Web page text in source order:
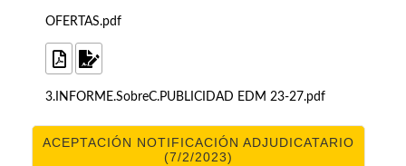
OFERTAS.pdf
3.INFORME.SobreC.PUBLICIDAD EDM 23-27.pdf
ACEPTACIÓN NOTIFICACIÓN ADJUDICATARIO
(7/2/2023)